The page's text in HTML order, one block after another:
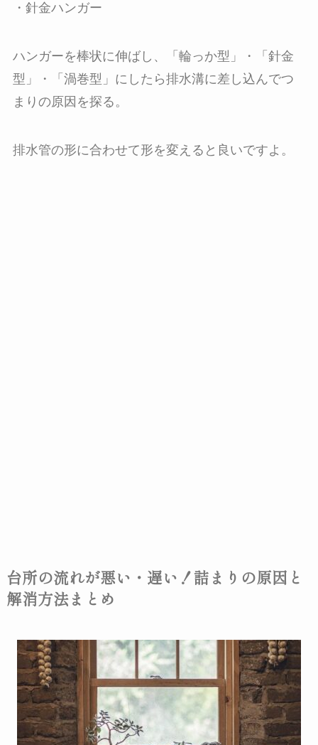
・針金ハンガー
ハンガーを棒状に伸ばし、「輪っか型」・「針金
型」・「渦巻型」にしたら排水溝に差し込んでつ
まりの原因を探る。
排水管の形に合わせて形を変えると良いですよ。
台所の流れが悪い・遅い！詰まりの原因と
解消方法まとめ